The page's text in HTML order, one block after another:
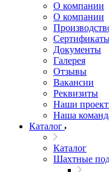
О компании
О компании
Документы
Галерея
Отзывы
Вакансии
Реквизиты
Наши
Наша
Каталог
Каталог
Шахтные